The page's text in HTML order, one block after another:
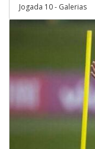
Jogada 10 - Galerias